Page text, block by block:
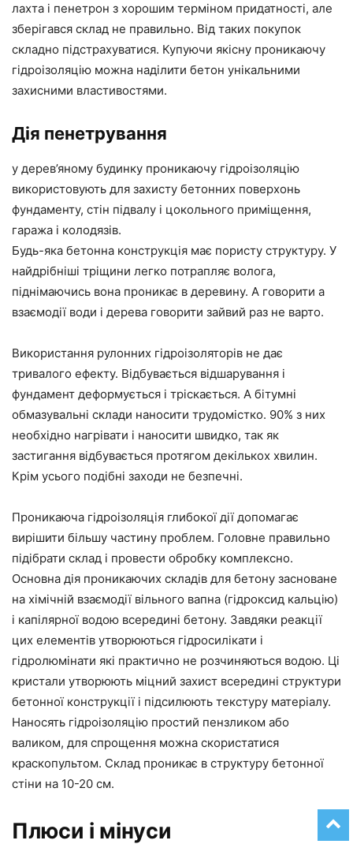
лахта і пенетрон з хорошим терміном придатності, але
зберігався склад не правильно. Від таких покупок
складно підстрахуватися. Купуючи якісну проникаючу
гідроізоляцію можна наділити бетон унікальними
захисними властивостями.
Дія пенетрування
у дерев’яному будинку проникаючу гідроізоляцію
використовують для захисту бетонних поверхонь
фундаменту, стін підвалу і цокольного приміщення,
гаража і колодязів.
Будь-яка бетонна конструкція має пористу структуру. У
найдрібніші тріщини легко потрапляє волога,
піднімаючись вона проникає в деревину. А говорити а
взаємодії води і дерева говорити зайвий раз не варто.
Використання рулонних гідроізоляторів не дає
тривалого ефекту. Відбувається відшарування і
фундамент деформується і тріскається. А бітумні
обмазувальні склади наносити трудомістко. 90% з них
необхідно нагрівати і наносити швидко, так як
застигання відбувається протягом декількох хвилин.
Крім усього подібні заходи не безпечні.
Проникаюча гідроізоляція глибокої дії допомагає
вирішити більшу частину проблем. Головне правильно
підібрати склад і провести обробку комплексно.
Основна дія проникаючих складів для бетону засноване
на хімічній взаємодії вільного вапна (гідроксид кальцію)
і капілярної водою всередині бетону. Завдяки реакції
цих елементів утворюються гідросилікати і
гідролюмінати які практично не розчиняються водою. Ці
кристали утворюють міцний захист всередині структури
бетонної конструкції і підсилюють текстуру матеріалу.
Наносять гідроізоляцію простий пензликом або
валиком, для спрощення можна скористатися
краскопультом. Склад проникає в структуру бетонної
стіни на 10-20 см.
Плюси і мінуси